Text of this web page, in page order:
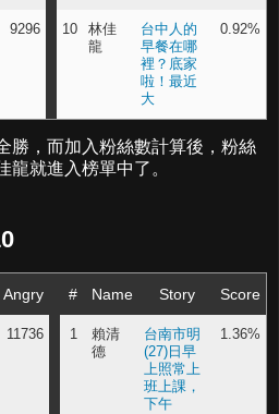
9296 10
林佳
龍
台中人的
早餐在哪
裡？底家
啦！最近
大
0.92%
勝，而加入粉絲數計算後，粉絲
龍就進入榜單中了。
Angry # Name Story Score
11736 1
賴清
德
台南市明
(27)日早
上照常上
班上課，
下午
1.36%